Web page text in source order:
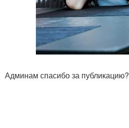
Админам спасибо за публикацию?